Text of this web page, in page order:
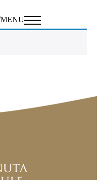
MENU